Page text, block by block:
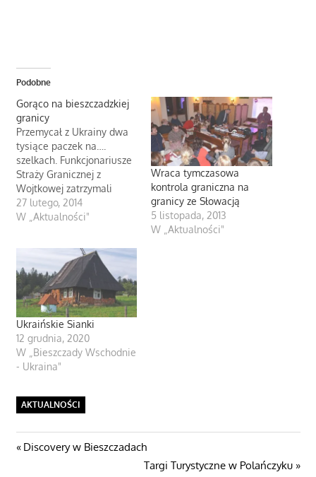
Podobne
Gorąco na bieszczadzkiej
granicy
Przemycał z Ukrainy dwa
tysiące paczek na….
szelkach. Funkcjonariusze
Straży Granicznej z
Wojtkowej zatrzymali
mieszkańca Podkarpacia
(34 l.), który przenosił
tysiące paczek
papierosów. Papierosy
były zapakowane w cztery
owinięte folią pudła z
przymocowanymi
parcianymi szelkami.
Rynkowa, szacunkowa ich
wartość to 24 tys.…
27 lutego, 2014
W „Aktualności"
Wraca tymczasowa
kontrola graniczna na
granicy ze Słowacją
5 listopada, 2013
W „Aktualności"
Ukraińskie Sianki
12 grudnia, 2020
W „Bieszczady Wschodnie
- Ukraina"
AKTUALNOŚCI
Nawigacja
Poprzedni
Discovery w Bieszczadach
Następny
Targi Turystyczne w Polańczyku